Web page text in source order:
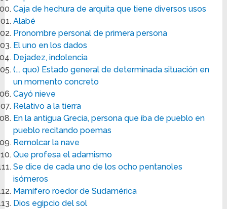
Caja de hechura de arquita que tiene diversos usos
Alabé
Pronombre personal de primera persona
El uno en los dados
Dejadez, indolencia
(... quo) Estado general de determinada situación en
un momento concreto
Cayó nieve
Relativo a la tierra
En la antigua Grecia, persona que iba de pueblo en
pueblo recitando poemas
Remolcar la nave
Que profesa el adamismo
Se dice de cada uno de los ocho pentanoles
isómeros
Mamífero roedor de Sudamérica
Dios egipcio del sol